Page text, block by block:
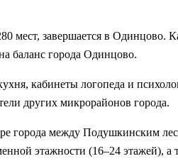
мест, завершается в
баланс города Одинцово.
кабинеты логопеда и
других микрорайонов города.
города между Подушкинским
этажности (16–24 этажей), а